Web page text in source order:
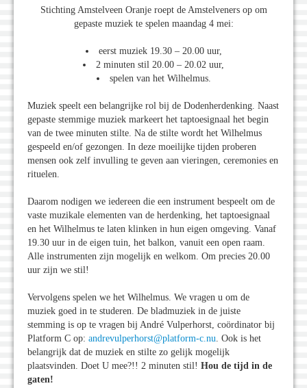
Stichting Amstelveen Oranje roept de Amstelveners op om
gepaste muziek te spelen maandag 4 mei:
eerst muziek 19.30 – 20.00 uur,
2 minuten stil 20.00 – 20.02 uur,
spelen van het Wilhelmus.
Muziek speelt een belangrijke rol bij de Dodenherdenking. Naast
gepaste stemmige muziek markeert het taptoesignaal het begin
van de twee minuten stilte. Na de stilte wordt het Wilhelmus
gespeeld en/of gezongen. In deze moeilijke tijden proberen
mensen ook zelf invulling te geven aan vieringen, ceremonies en
rituelen.
Daarom nodigen we iedereen die een instrument bespeelt om de
vaste muzikale elementen van de herdenking, het taptoesignaal
en het Wilhelmus te laten klinken in hun eigen omgeving. Vanaf
19.30 uur in de eigen tuin, het balkon, vanuit een open raam.
Alle instrumenten zijn mogelijk en welkom. Om precies 20.00
uur zijn we stil!
Vervolgens spelen we het Wilhelmus. We vragen u om de
muziek goed in te studeren. De bladmuziek in de juiste
stemming is op te vragen bij André Vulperhorst, coördinator bij
Platform C op: andrevulperhorst@platform-c.nu. Ook is het
belangrijk dat de muziek en stilte zo gelijk mogelijk
plaatsvinden. Doet U mee?!! 2 minuten stil! Hou de tijd in de
gaten!